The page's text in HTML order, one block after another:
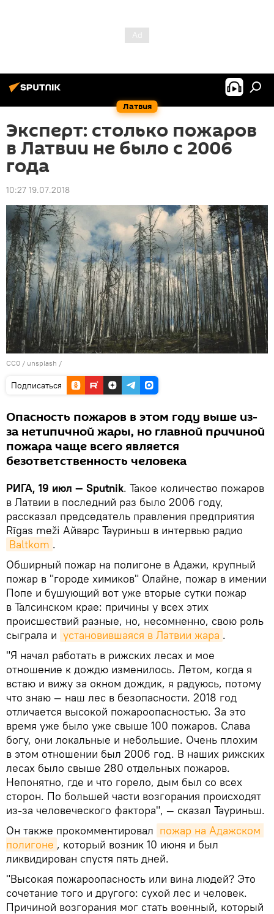
Латвия
Эксперт: столько пожаров
в Латвии не было с 2006
года
10:27 19.07.2018
CC0 / unsplash /
Подписаться
Опасность пожаров в этом году выше из-
за нетипичной жары, но главной причиной
пожара чаще всего является
безответственность человека
РИГА, 19 июл — Sputnik. Такое количество пожаров
в Латвии в последний раз было 2006 году,
рассказал председатель правления предприятия
Rīgas meži Айварс Тауриньш в интервью радио
Baltkom .
Обширный пожар на полигоне в Адажи, крупный
пожар в "городе химиков" Олайне, пожар в имении
Попе и бушующий вот уже вторые сутки пожар
в Талсинском крае: причины у всех этих
происшествий разные, но, несомненно, свою роль
сыграла и установившаяся в Латвии жара .
"Я начал работать в рижских лесах и мое
отношение к дождю изменилось. Летом, когда я
встаю и вижу за окном дождик, я радуюсь, потому
что знаю — наш лес в безопасности. 2018 год
отличается высокой пожароопасностью. За это
время уже было уже свыше 100 пожаров. Слава
богу, они локальные и небольшие. Очень плохим
в этом отношении был 2006 год. В наших рижских
лесах было свыше 280 отдельных пожаров.
Непонятно, где и что горело, дым был со всех
сторон. По большей части возгорания происходят
из-за человеческого фактора", — сказал Тауриньш.
Он также прокомментировал пожар на Адажском
полигоне , который возник 10 июня и был
ликвидирован спустя пять дней.
"Высокая пожароопасность или вина людей? Это
сочетание того и другого: сухой лес и человек.
Причиной возгорания мог стать военный, который